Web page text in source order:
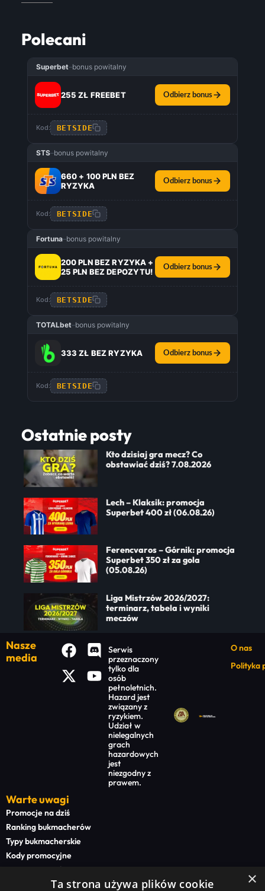
Polecani
Superbet–bonus powitalny
255 ZŁ FREEBET Odbierz bonus
Kod: BETSIDE
STS–bonus powitalny
660 + 100 PLN BEZ
RYZYKA
Odbierz bonus
Kod: BETSIDE
Fortuna–bonus powitalny
200 PLN BEZ RYZYKA +
25 PLN BEZ DEPOZYTU!
Odbierz bonus
Kod: BETSIDE
TOTALbet–bonus powitalny
333 ZŁ BEZ RYZYKA Odbierz bonus
Kod: BETSIDE
Ostatnie posty
Kto dzisiaj gra mecz? Co
obstawiać dziś? 7.08.2026
Lech – Klaksik: promocja
Superbet 400 zł (06.08.26)
Ferencvaros – Górnik: promocja
Superbet 350 zł za gola
(05.08.26)
Liga Mistrzów 2026/2027:
terminarz, tabela i wyniki
meczów
Nasze
media
Serwis
przeznaczony
tylko dla
osób
pełnoletnich.
Hazard jest
związany z
ryzykiem.
Udział w
nielegalnych
grach
hazardowych
jest
niezgodny z
prawem.
O nas
Polityka
Warte uwagi
Promocje na dziś
Ranking bukmacherów
Typy bukmacherskie
Kody promocyjne
Bonusy powitalne
Newsy bukmacherskie
×
Ta strona używa plików cookie